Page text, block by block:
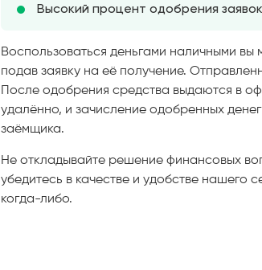
Высокий процент одобрения
Воспользоваться деньгами наличными
подав заявку на её получение.
После одобрения средства выдаются в
удалённо, и зачисление одобренных
заёмщика.
Не откладывайте решение финансовых
убедитесь в качестве и удобстве
когда-либо.